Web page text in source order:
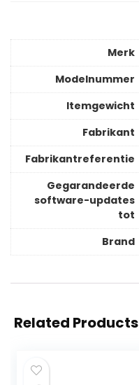
Merk
Modelnummer
Itemgewicht
Fabrikant
Fabrikantreferentie
Gegarandeerde
software-updates
tot
Brand
Related Products